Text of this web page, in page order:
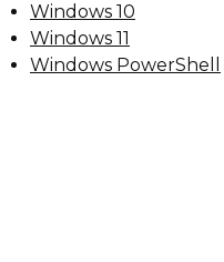
Windows 10
Windows 11
Windows PowerShell